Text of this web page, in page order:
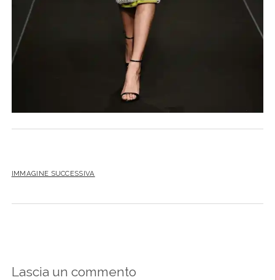
IMMAGINE SUCCESSIVA
Lascia un commento